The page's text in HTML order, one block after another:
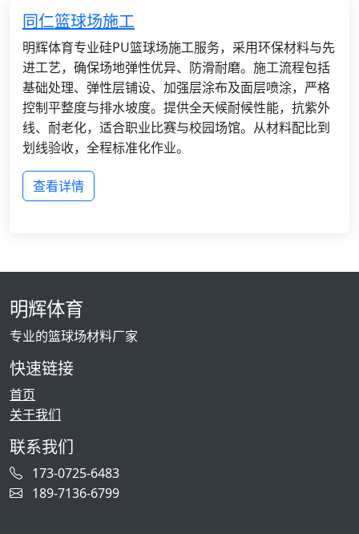
同仁篮球场施工
明辉体育专业硅PU篮球场施工服务，采用环保材料与先
进工艺，确保场地弹性优异、防滑耐磨。施工流程包括
基础处理、弹性层铺设、加强层涂布及面层喷涂，严格
控制平整度与排水坡度。提供全天候耐候性能，抗紫外
线、耐老化，适合职业比赛与校园场馆。从材料配比到
划线验收，全程标准化作业。
查看详情
明辉体育
专业的篮球场材料厂家
快速链接
首页
关于我们
联系我们
173-0725-6483
189-7136-6799